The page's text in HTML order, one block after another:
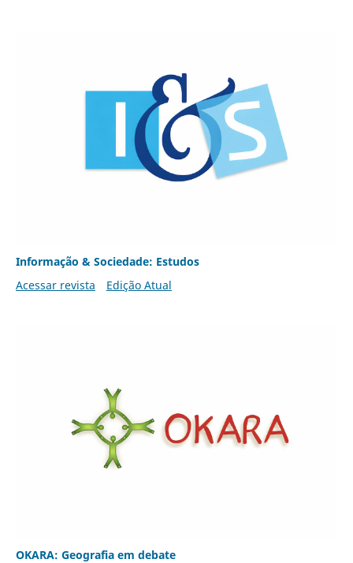
Informação & Sociedade: Estudos
Acessar revista
Edição Atual
OKARA: Geografia em debate